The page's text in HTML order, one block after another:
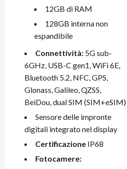
12GB di RAM
128GB interna non
espandibile
Connettività: 5G sub-
6GHz, USB-C gen1, WiFi 6E,
Bluetooth 5.2, NFC, GPS,
Glonass, Galileo, QZSS,
BeiDou, dual SIM (SIM+eSIM)
Sensore delle impronte
digitali integrato nel display
Certificazione IP68
Fotocamere: